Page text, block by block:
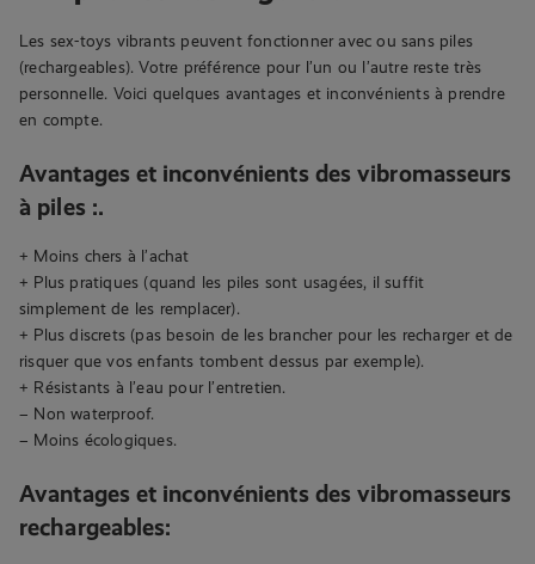
Les sex-toys vibrants peuvent fonctionner avec ou sans piles
(rechargeables). Votre préférence pour l’un ou l’autre reste très
personnelle. Voici quelques avantages et inconvénients à prendre
en compte.
Avantages et inconvénients des vibromasseurs
à piles :.
+ Moins chers à l’achat
+ Plus pratiques (quand les piles sont usagées, il suffit
simplement de les remplacer).
+ Plus discrets (pas besoin de les brancher pour les recharger et de
risquer que vos enfants tombent dessus par exemple).
+ Résistants à l’eau pour l’entretien.
– Non waterproof.
– Moins écologiques.
Avantages et inconvénients des vibromasseurs
rechargeables: